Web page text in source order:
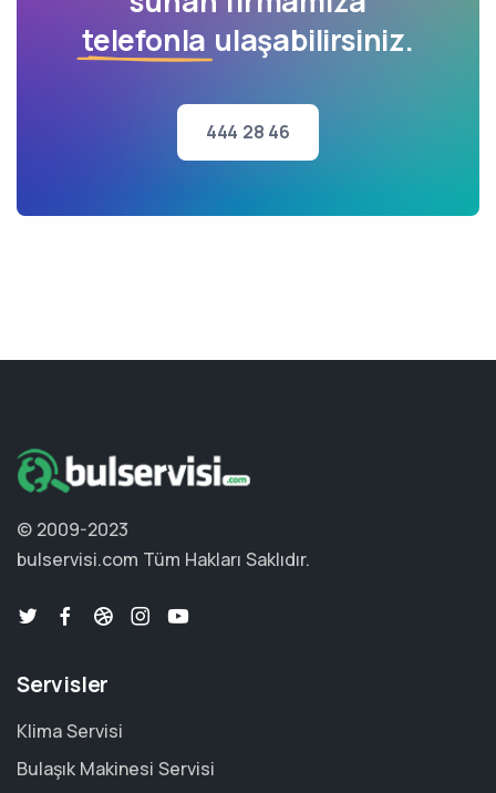
telefonla ulaşabilirsiniz.
444 28 46
© 2009-2023
bulservisi.com Tüm Hakları Saklıdır.
Servisler
Klima Servisi
Bulaşık Makinesi Servisi